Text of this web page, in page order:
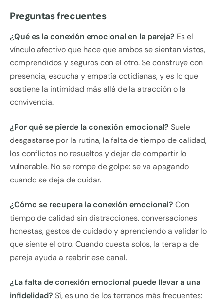
Preguntas frecuentes
¿Qué es la conexión emocional en la pareja? Es el
vínculo afectivo que hace que ambos se sientan vistos,
comprendidos y seguros con el otro. Se construye con
presencia, escucha y empatía cotidianas, y es lo que
sostiene la intimidad más allá de la atracción o la
convivencia.
¿Por qué se pierde la conexión emocional? Suele
desgastarse por la rutina, la falta de tiempo de calidad,
los conflictos no resueltos y dejar de compartir lo
vulnerable. No se rompe de golpe: se va apagando
cuando se deja de cuidar.
¿Cómo se recupera la conexión emocional? Con
tiempo de calidad sin distracciones, conversaciones
honestas, gestos de cuidado y aprendiendo a validar lo
que siente el otro. Cuando cuesta solos, la terapia de
pareja ayuda a reabrir ese canal.
¿La falta de conexión emocional puede llevar a una
infidelidad? Sí, es uno de los terrenos más frecuentes: